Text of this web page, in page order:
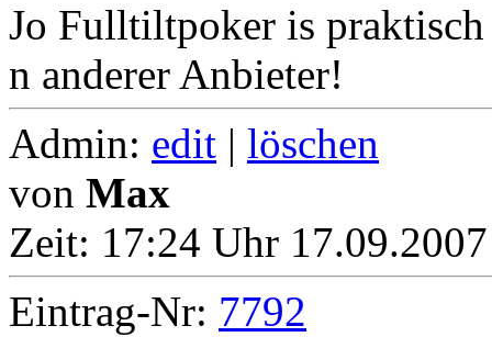
Jo Fulltiltpoker is
n anderer Anbieter!
Admin: edit | löschen
von Max
Zeit: 17:24 Uhr
Eintrag-Nr: 7792